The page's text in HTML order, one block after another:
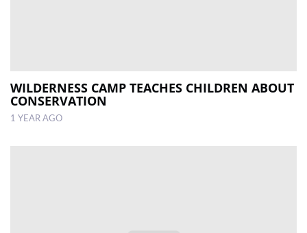
WILDERNESS CAMP TEACHES CHILDREN ABOUT
CONSERVATION
1 YEAR AGO